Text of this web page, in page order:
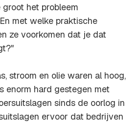
het probleem
met welke praktische
ze voorkomen dat je dat
stroom en olie waren al hoog,
enorm hard gestegen met
sinds de oorlog in
ervoor dat bedrijven